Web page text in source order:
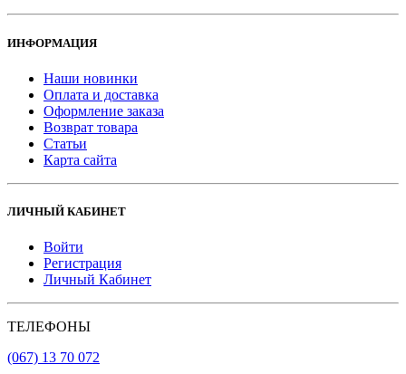
ИНФОРМАЦИЯ
Наши новинки
Оплата и доставка
Оформление заказа
Возврат товара
Статьи
Карта сайта
ЛИЧНЫЙ КАБИНЕТ
Войти
Регистрация
Личный Кабинет
ТЕЛЕФОНЫ
(067) 13 70 072